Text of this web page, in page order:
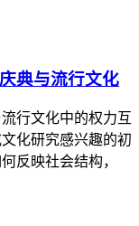
典与流行文化
行文化中的权力互
化研究感兴趣的初
反映社会结构，